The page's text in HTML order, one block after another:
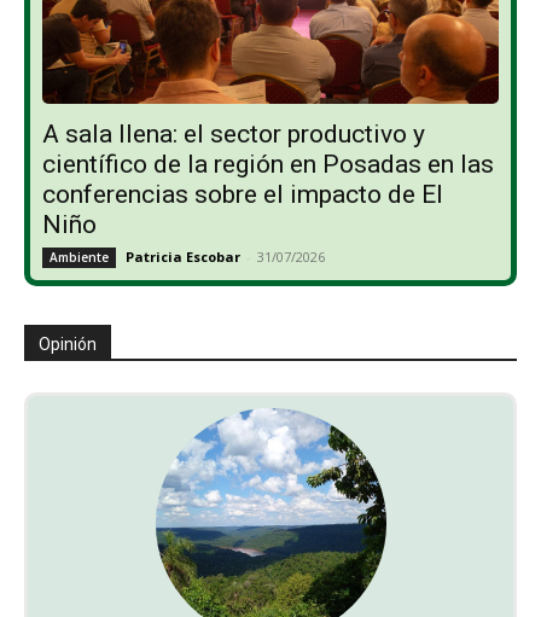
A sala llena: el sector productivo y
científico de la región en Posadas en las
conferencias sobre el impacto de El
Niño
Ambiente Patricia Escobar - 31/07/2026
Opinión